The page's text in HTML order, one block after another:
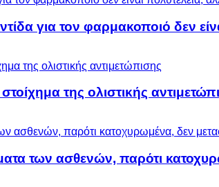
για τον φαρμακοποιό δεν
της ολιστικής
των ασθενών, παρότι